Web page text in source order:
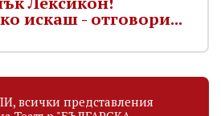
искаш - отговори...
всички представления